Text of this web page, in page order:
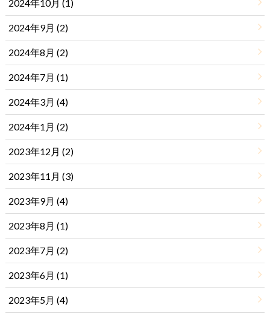
2024年10月 (1)
2024年9月 (2)
2024年8月 (2)
2024年7月 (1)
2024年3月 (4)
2024年1月 (2)
2023年12月 (2)
2023年11月 (3)
2023年9月 (4)
2023年8月 (1)
2023年7月 (2)
2023年6月 (1)
2023年5月 (4)